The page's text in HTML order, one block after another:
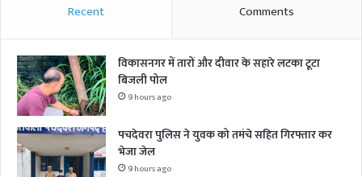
Recent Comments
विकासनगर में तारों और दीवार के सहारे लटका टूटा
बिजली पोल
9 hours ago
पचदेवरा पुलिस ने युवक को तमंचे सहित गिरफ्तार कर
भेजा जेल
9 hours ago